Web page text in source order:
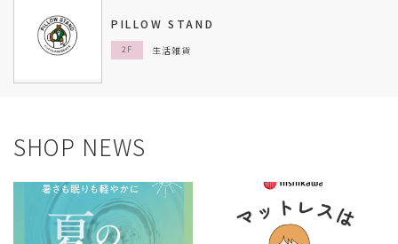
PILLOW STAND
2F 生活雑貨
SHOP NEWS